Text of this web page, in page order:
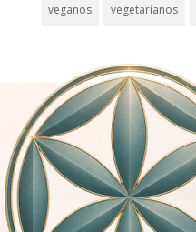
veganos vegetarianos